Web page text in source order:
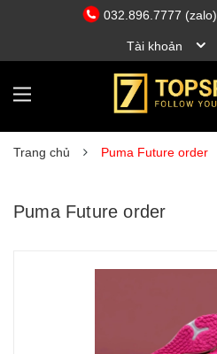
032.896.7777 (zalo)
Tài khoản
Trang chủ Puma Future order
Puma Future order